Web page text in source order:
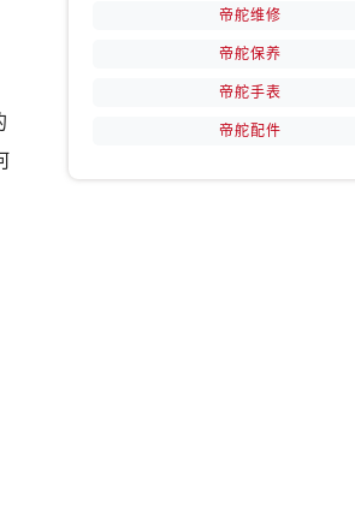
帝舵维修
帝舵保养
帝舵手表
帝舵配件